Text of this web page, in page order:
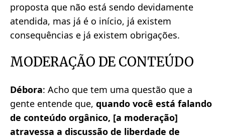
proposta que não está sendo devidamente
atendida, mas já é o início, já existem
consequências e já existem obrigações.
MODERAÇÃO DE CONTEÚDO
Débora: Acho que tem uma questão que a
gente entende que, quando você está falando
de conteúdo orgânico, [a moderação]
atravessa a discussão de liberdade de